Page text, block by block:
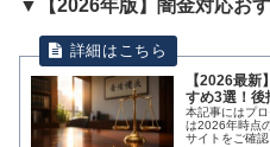
▼【2026年版】闇金対応お
【2026最
すめ3選！後
本記事にはプ
は2026年時点
サイトをご確